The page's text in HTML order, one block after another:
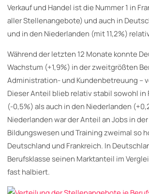
Verkauf und Handel ist die Nummer 1 in
aller Stellenangebote) und auch in
und in den Niederlanden (mit 11,2%)
Während der letzten 12 Monate konnte
Wachstum (+1,9%) in der zweitgrößten
Administration- und Kundenbetreuung –
Dieser Anteil blieb relativ stabil sowohl in
(-0,5%) als auch in den Niederlanden
Niederlanden war der Anteil an Jobs in
Bildungswesen und Training zweimal so
Deutschland und Frankreich. In
Berufsklasse seinen Marktanteil im
fast halbiert.